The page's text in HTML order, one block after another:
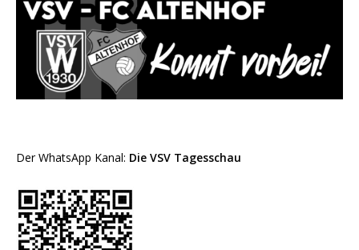
Der WhatsApp Kanal: Die VSV Tagesschau